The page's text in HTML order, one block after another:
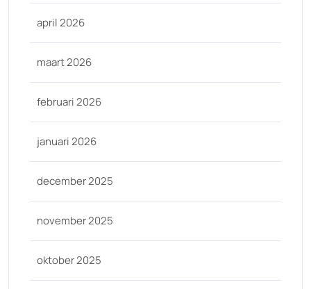
april 2026
maart 2026
februari 2026
januari 2026
december 2025
november 2025
oktober 2025